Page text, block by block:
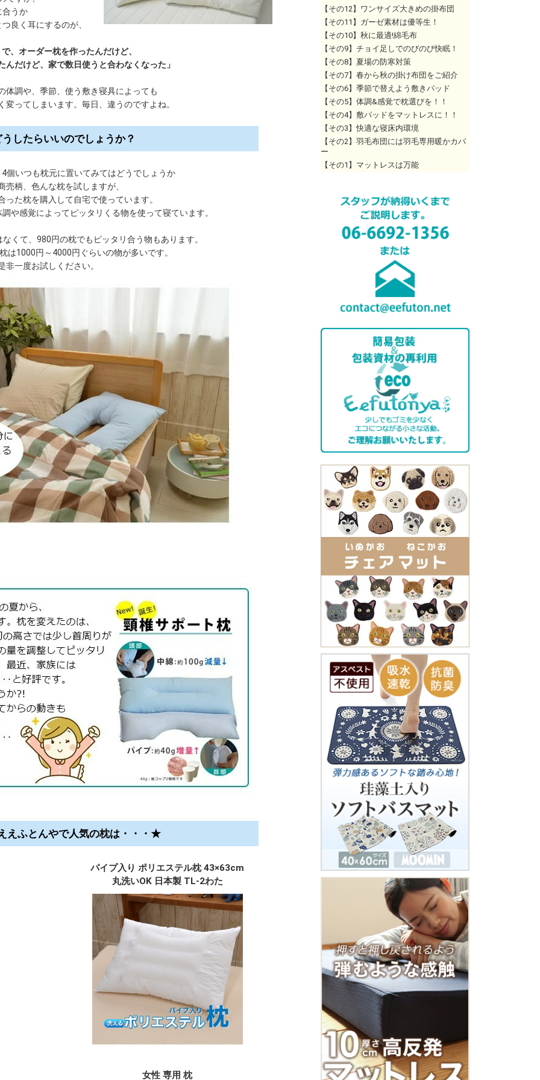
合うか
良く耳にするのが、
、オーダー枕を作ったんだけど、
んだけど、家で数日使うと合わなくなった」
体調や、季節、使う敷き寝具によっても
変ってしまいます。毎日、違うのですよね。
したらいいのでしょうか？
個いつも枕元に置いてみてはどうでしょうか
売柄、色んな枕を試しますが、
った枕を購入して自宅で使っています。
や感覚によってピッタリくる物を使って寝ています。
くて、980円の枕でもピッタリ合う物もあります。
は1000円～4000円ぐらいの物が多いです。
非一度お試しください。
えふとんやで人気の枕は・・・★
パイプ入り ポリエステル枕 43×63cm
丸洗いOK 日本製 TL-2わた
女性 専用 枕
【その12】ワンサイズ大きめの掛布団
【その11】ガーゼ素材は優等生！
【その10】秋に最適!綿毛布
【その9】チョイ足しでのびのび快眠！
【その8】夏場の防寒対策
【その7】春から秋の掛け布団をご紹介
【その6】季節で替えよう敷きパッド
【その5】体調&感覚で枕選びを！！
【その4】敷パッドをマットレスに！！
【その3】快適な寝床内環境
【その2】羽毛布団には羽毛専用暖かカバ
ー
【その1】マットレスは万能